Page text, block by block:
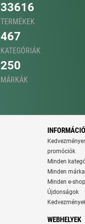
33616
TERMÉKEK
467
KATEGÓRIÁK
250
MÁRKÁK
INFORMÁCIÓ
promóciók
Minden
Minden márka
Minden e-shop
Újdonságok
WEBHELYEK